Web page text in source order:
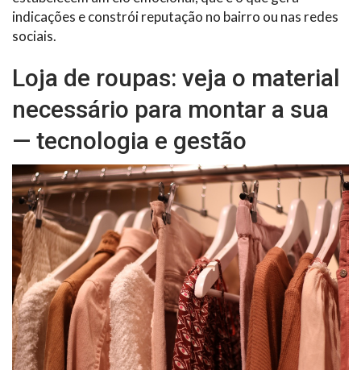
indicações e constrói reputação no bairro ou nas redes
sociais.
Loja de roupas: veja o material
necessário para montar a sua
— tecnologia e gestão